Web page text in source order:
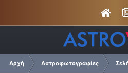
Αρχή Αστροφωτογραφίες